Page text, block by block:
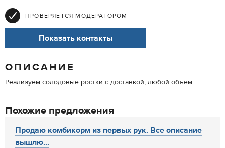
ПРОВЕРЯЕТСЯ МОДЕРАТОРОМ
Показать контакты
ОПИСАНИЕ
Реализуем солодовые ростки с доставкой, любой объем.
Похожие предложения
Продаю комбикорм из первых рук. Все описание
вышлю...